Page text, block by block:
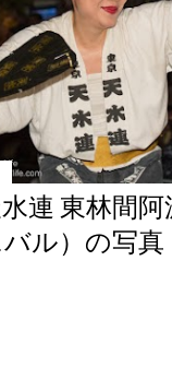
連 東林間
ル）の写真